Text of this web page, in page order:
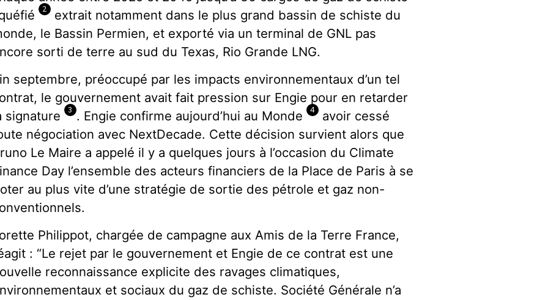
2
extrait notamment dans le plus grand bassin de schiste du
le Bassin Permien, et exporté via un terminal de GNL pas
sorti de terre au sud du Texas, Rio Grande LNG.
septembre, préoccupé par les impacts environnementaux d’un tel
le gouvernement avait fait pression sur Engie pour en retarder
signature 3 . Engie confirme aujourd’hui au Monde 4
avoir cessé
négociation avec NextDecade. Cette décision survient alors que
Le Maire a appelé il y a quelques jours à l’occasion du Climate
Day l’ensemble des acteurs financiers de la Place de Paris à se
au plus vite d’une stratégie de sortie des pétrole et gaz non-
Philippot, chargée de campagne aux Amis de la Terre France,
: “Le rejet par le gouvernement et Engie de ce contrat est une
reconnaissance explicite des ravages climatiques,
et sociaux du gaz de schiste. Société Générale n’a